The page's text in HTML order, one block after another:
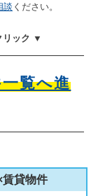
談 ください。
リック ▼
覧へ進
賃貸物件